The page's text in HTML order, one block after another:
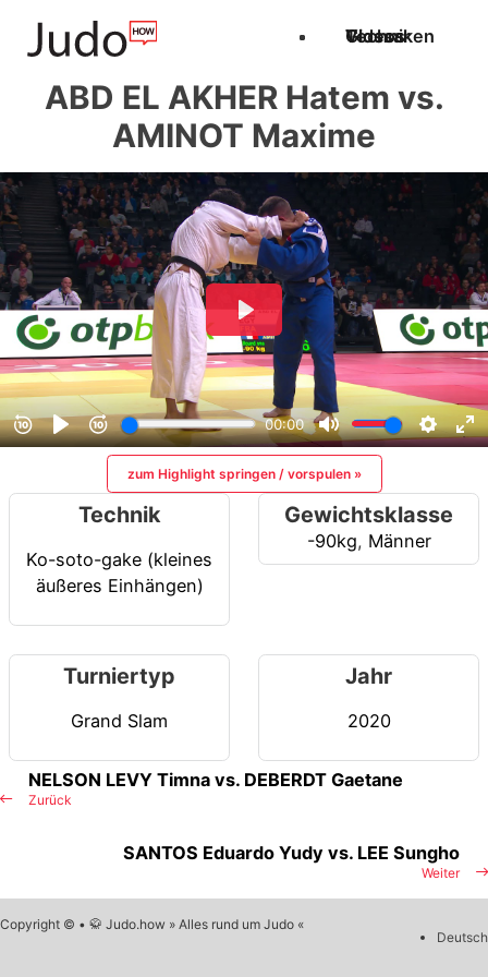
Techniken
Videos
Glossar
ABD EL AKHER Hatem vs.
AMINOT Maxime
zum Highlight springen / vorspulen »
Technik
Ko-soto-gake (kleines
äußeres Einhängen)
Gewichtsklasse
-90kg, Männer
Turniertyp
Grand Slam
Jahr
2020
Zurück
NELSON LEVY Timna vs. DEBERDT Gaetane
Weiter
SANTOS Eduardo Yudy vs. LEE Sungho
Copyright © • 🥋 Judo.how » Alles rund um Judo «
Deutsch